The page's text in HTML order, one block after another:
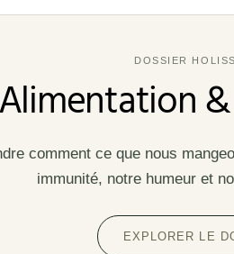
DOSSIER
Alimentation
comment ce que nous
immunité, notre humeur et
EXPLORER LE